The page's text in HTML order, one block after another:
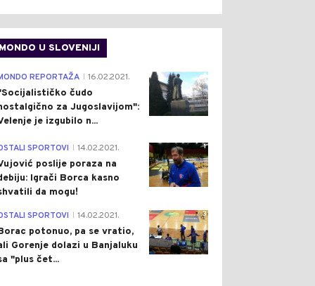
MONDO U SLOVENIJI
4
REPORTAŽA 16.02.2021.
čudo
za Jugoslavijom":
je izgubilo n...
1
SPORTOVI 14.02.2021.
poslije poraza na
Igrači Borca kasno
da mogu!
3
SPORTOVI 14.02.2021.
potonuo, pa se vratio,
Gorenje dolazi u Banjaluku
"plus čet...